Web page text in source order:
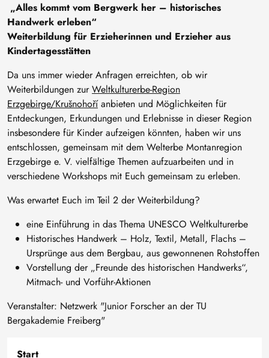
„Alles kommt vom Bergwerk her – historisches
Handwerk erleben“
Weiterbildung für Erzieherinnen und Erzieher aus
Kindertagesstätten
Da uns immer wieder Anfragen erreichten, ob wir
Weiterbildungen zurWeltkulturerbe-Region
Erzgebirge/Krušnohoříanbieten und Möglichkeiten für
Entdeckungen, Erkundungen und Erlebnisse in dieser Region
insbesondere für Kinder aufzeigen könnten, haben wir uns
entschlossen, gemeinsam mit dem Welterbe Montanregion
Erzgebirge e. V. vielfältige Themen aufzuarbeiten und in
verschiedene Workshops mit Euch gemeinsam zu erleben.
Was erwartet Euch im Teil 2 der Weiterbildung?
eine Einführung in das Thema UNESCO Weltkulturerbe
Historisches Handwerk – Holz, Textil, Metall, Flachs –
Ursprünge aus dem Bergbau, aus gewonnenen Rohstoffen
Vorstellung der „Freunde des historischen Handwerks“,
Mitmach- und Vorführ-Aktionen
Veranstalter: Netzwerk "Junior Forscher an der TU
Bergakademie Freiberg"
Start